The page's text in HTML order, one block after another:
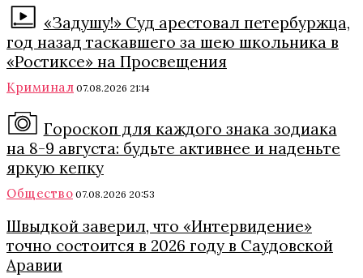
«Задушу!» Суд арестовал петербуржца,
год назад таскавшего за шею школьника в
«Ростиксе» на Просвещения
Криминал 07.08.2026 21:14
Гороскоп для каждого знака зодиака
на 8-9 августа: будьте активнее и наденьте
яркую кепку
Общество 07.08.2026 20:53
Швыдкой заверил, что «Интервидение»
точно состоится в 2026 году в Саудовской
Аравии